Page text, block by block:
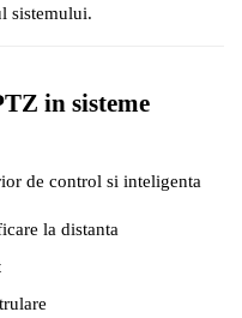
sistemului.
in sisteme
de control si inteligenta
la distanta